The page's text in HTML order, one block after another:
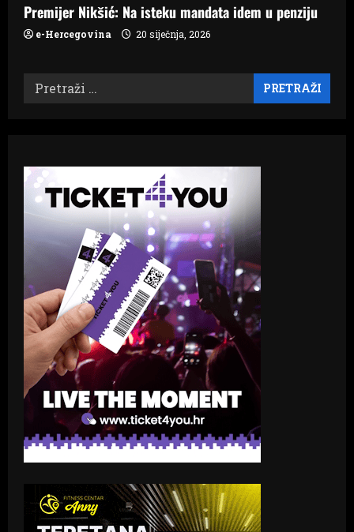
Premijer Nikšić: Na isteku mandata idem u penziju
e-Hercegovina 20 siječnja, 2026
Pretraži: